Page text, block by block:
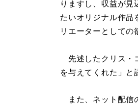
りますし、収益が見
たいオリジナル作品
リエーターとしての
先述したクリス・
を与えてくれた」と
また、ネット配信